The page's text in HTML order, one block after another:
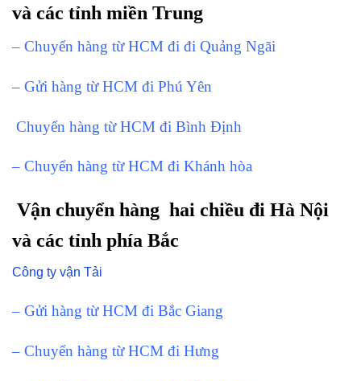
và các tỉnh miền Trung
– Chuyển hàng từ HCM đi đi Quảng Ngãi
– Gửi hàng từ HCM đi Phú Yên
Chuyển hàng từ HCM đi Bình Định
– Chuyển hàng từ HCM đi Khánh hòa
Vận chuyển hàng hai chiều đi Hà Nội
và các tỉnh phía Bắc
Công ty vận Tải
– Gửi hàng từ HCM đi Bắc Giang
– Chuyển hàng từ HCM đi Hưng